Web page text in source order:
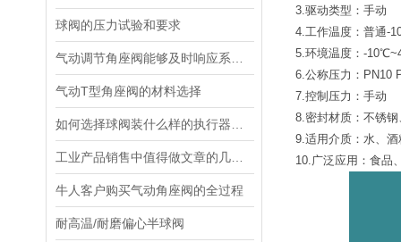
球阀的压力试验和要求
气动T型角座阀的材料选择
牛人客户购买气动角座阀的全过程
耐高温/耐磨偏心半球阀
3.驱动类型：手动
4.工作温度：普通-
5.环境温度：-
6.公称压力：PN10
7.控制压力：手动
8.密封材质：不锈
9.适用介质：水、
10.广泛应用：食品